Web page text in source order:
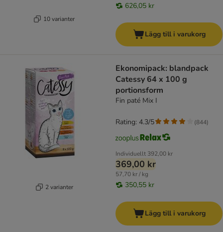
10 varianter
626,05 kr
Lägg till i varukorg
2 varianter
Ekonomipack: blandpack
Catessy 64 x 100 g
portionsform
Fin paté Mix I
Individuellt 392,00 kr
369,00 kr
57,70 kr / kg
350,55 kr
Rating: 4.3/5 (844)
Lägg till i varukorg